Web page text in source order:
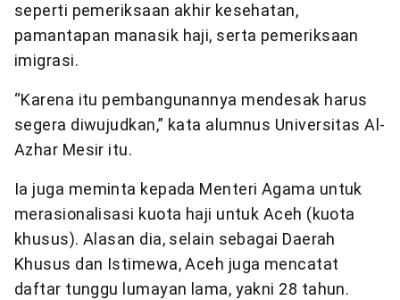
seperti pemeriksaan akhir kesehatan,
pamantapan manasik haji, serta pemeriksaan
imigrasi.
“Karena itu pembangunannya mendesak harus
segera diwujudkan,” kata alumnus Universitas Al-
Azhar Mesir itu.
Ia juga meminta kepada Menteri Agama untuk
merasionalisasi kuota haji untuk Aceh (kuota
khusus). Alasan dia, selain sebagai Daerah
Khusus dan Istimewa, Aceh juga mencatat
daftar tunggu lumayan lama, yakni 28 tahun.